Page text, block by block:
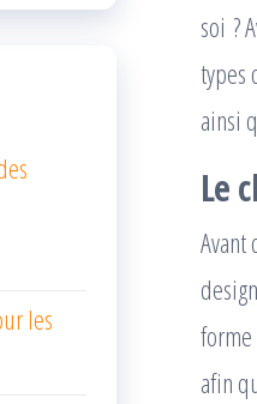
soi ?
types
ainsi
Le
afin
les